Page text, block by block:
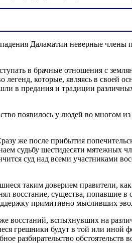
Даламатии неверные члены
в брачные отношения с
которые, являясь в своей
в предания и традиции
появилось у людей во многом из
же после прибытия
судьбу шестидесяти мятежных
суд над всеми участниками
таким доверием правители,
восстание, существа, попавшие в
примитивно мысливших
восстаний, вспыхнувших на
грешники будут в той или иной
разбирательство обстоятельств